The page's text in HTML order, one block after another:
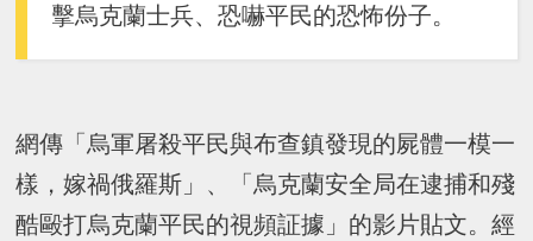
擊烏克蘭士兵、恐嚇平民的恐怖份子。
網傳「烏軍屠殺平民與布查鎮發現的屍體一模一
樣，嫁禍俄羅斯」、「烏克蘭安全局在逮捕和殘
酷毆打烏克蘭平民的視頻証據」的影片貼文。經